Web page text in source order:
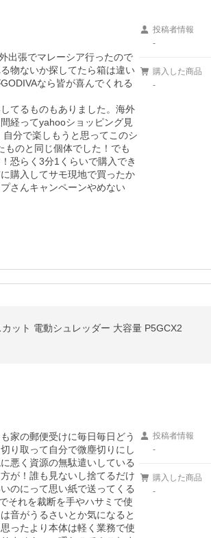
出張でマレーシア行ったので
物ないか探してたら箱は違い
なら皆が喜んでくれる
てるものもありました。海外
経ってyahooショッピング見
分で楽しもうと思ってこのシ
ものと同じ個体でした！でも
恐らく3分1くらいで購入でき
購入してサモ現地で買ったか
さんキャンペーンやめない
投稿者情報
-
購入した商品
-
ット 電動シュレッダー 大容量 P5GCX2
家の郵便受けに毎日毎日どう
り取って自分で微塵切りにし
悪く資源の無駄遣いしている
が！誰も見ないし捨てるだけ
のにって思い紙で送ってくる
それを裁断を手やハサミで使
音がうるさいとか気になると
ったより本体は軽く業務で使
投稿者情報
-
購入した商品
-